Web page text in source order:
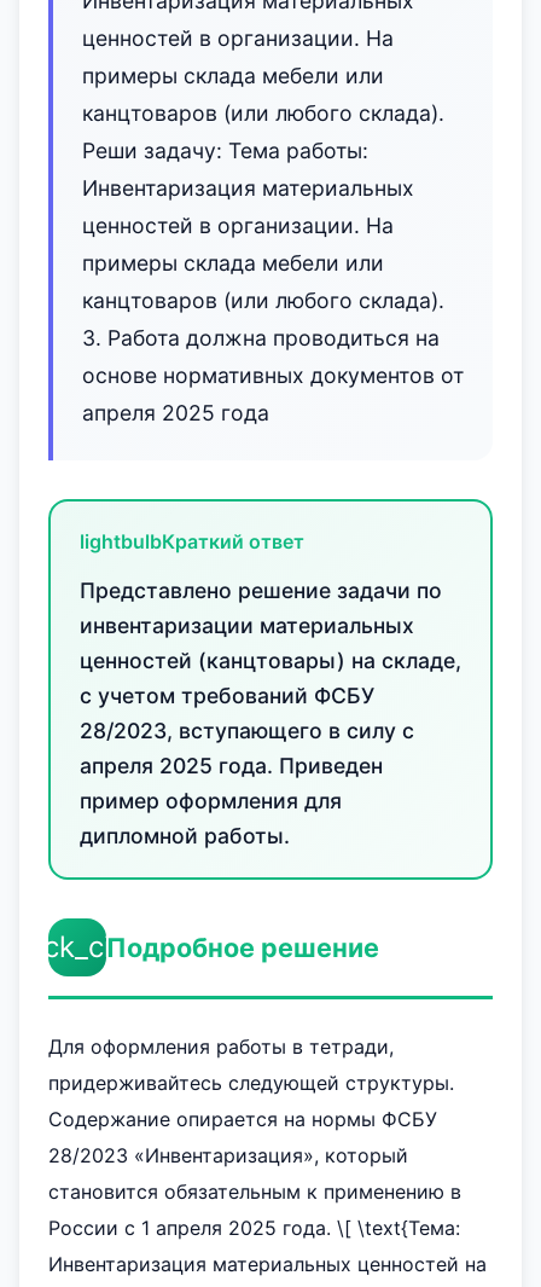
ценностей в организации. На
примеры склада мебели или
канцтоваров (или любого склада).
Реши задачу: Тема работы:
Инвентаризация материальных
ценностей в организации. На
примеры склада мебели или
канцтоваров (или любого склада).
3. Работа должна проводиться на
основе нормативных документов от
апреля 2025 года
lightbulbКраткий ответ
Представлено решение задачи по
инвентаризации материальных
ценностей (канцтовары) на складе,
с учетом требований ФСБУ
28/2023, вступающего в силу с
апреля 2025 года. Приведен
пример оформления для
дипломной работы.
Подробное решение
Для оформления работы в тетради,
придерживайтесь следующей структуры.
Содержание опирается на нормы ФСБУ
28/2023 «Инвентаризация», который
становится обязательным к применению в
России с 1 апреля 2025 года. \[ \text{Тема:
Инвентаризация материальных ценностей на